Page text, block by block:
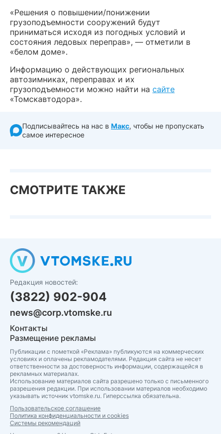
«Решения о повышении/понижении
грузоподъемности сооружений будут
приниматься исходя из погодных условий и
состояния ледовых переправ», — отметили в
«белом доме».
Информацию о действующих региональных
автозимниках, переправах и их
грузоподъемности можно найти на сайте
«Томскавтодора».
Подписывайтесь на нас в Макс, чтобы не пропускать
самое интересное
СМОТРИТЕ ТАКЖЕ
Редакция новостей:
(3822) 902-904
news@corp.vtomske.ru
Контакты
Размещение рекламы
Публикации с пометкой «Реклама» публикуются на коммерческих
условиях и оплачены рекламодателями. Редакция сайта не несет
ответственности за достоверность информации, содержащейся в
рекламных материалах.
Использование материалов сайта разрешено только с письменного
разрешения редакции. При использовании материалов необходимо
указывать источник vtomske.ru. Гиперссылка обязательна.
Пользовательское соглашение
Политика конфиденциальности и cookies
Системы рекомендаций